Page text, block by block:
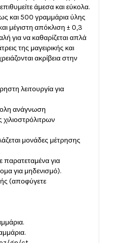
άμεσα και εύκολα.
και 500 γραμμάρια ύλης
μέγιστη απόκλιση ± 0,3
για να καθαρίζεται απλά
της μαγειρικής και
ακρίβεια στην
λειτουργία για
ανάγνωση
χιλιοστρόλιτρων
μονάδες μέτρησης
για
για μηδενισμό).
(αποφύγετε